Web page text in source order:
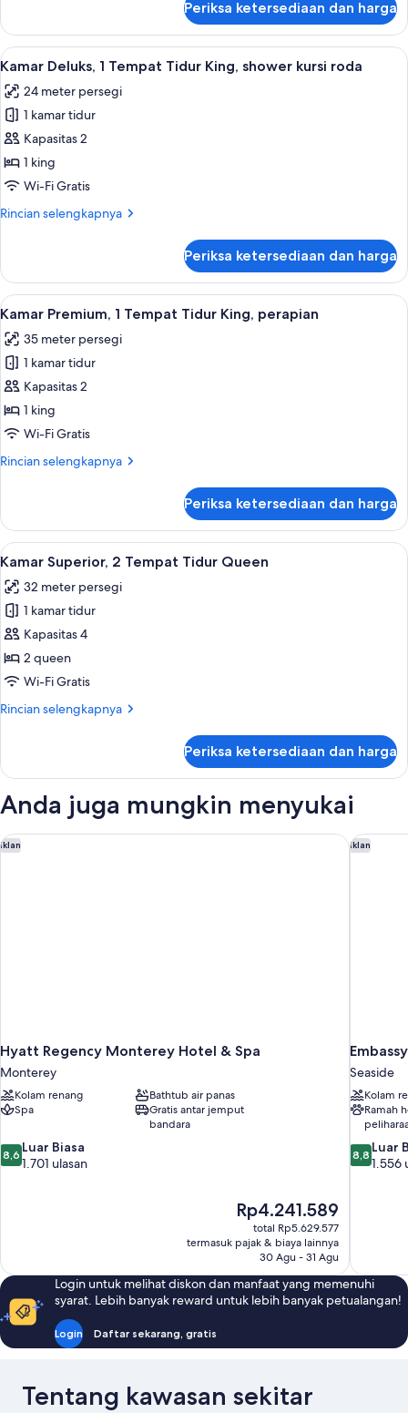
Kamar
Standar,
1
Tidur
Queen
Periksa ketersediaan dan harga
Lihat
semua
foto
untuk
Kamar
Deluks,
1
Tidur
kursi
roda
Seprai premium, bantalan ekstra
4
Kamar Deluks, 1 Tempat Tidur King, shower kursi roda
24 meter persegi
1 kamar tidur
Kapasitas 2
1 king
Wi-Fi Gratis
Rincian selengkapnya
Rincian
Kamar
Deluks,
1
Tidur
King,
shower
kursi
roda
Periksa ketersediaan dan harga
Lihat
semua
foto
untuk
Kamar
Premium,
1
Tidur
Kamar Premium, 1 Tempat Tidur
1
Kamar Premium, 1 Tempat Tidur King, perapian
35 meter persegi
1 kamar tidur
Kapasitas 2
1 king
Wi-Fi Gratis
Rincian selengkapnya
Rincian
Kamar
Premium,
1
Tidur
King,
perapian
Periksa ketersediaan dan harga
Lihat
semua
foto
untuk
Kamar
Superior,
2
Tidur
Kamar Superior, 2 Tempat Tidur
1
Kamar Superior, 2 Tempat Tidur Queen
32 meter persegi
1 kamar tidur
Kapasitas 4
2 queen
Wi-Fi Gratis
Rincian selengkapnya
Rincian
Kamar
2
Tidur
Queen
Periksa ketersediaan dan harga
Anda juga mungkin menyukai
Iklan
Hyatt Regency Monterey Hotel & Spa
Monterey
Kolam renang
Bathtub air panas
Spa
Gratis antar jemput
bandara
8.6
dari
8,6 Luar Biasa
1.701 ulasan
Harga
sekarang
Rp4.241.589
Rp4.241.589
total Rp5.629.577
termasuk pajak & biaya lainnya
30 Agu - 31 Agu
Hyatt Regency Monterey Hotel & Spa Iklan
Seaside
Kolam
Ramah
8.8
dari
8,8 Luar
1.556
Login untuk melihat diskon dan manfaat yang memenuhi
syarat. Lebih banyak reward untuk lebih banyak petualangan!
Login Daftar sekarang, gratis
Tentang kawasan sekitar